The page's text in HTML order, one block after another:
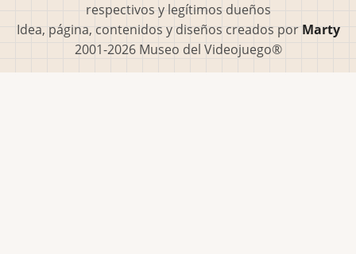
respectivos y legítimos dueños
Idea, página, contenidos y diseños creados por Marty
2001-2026 Museo del Videojuego®